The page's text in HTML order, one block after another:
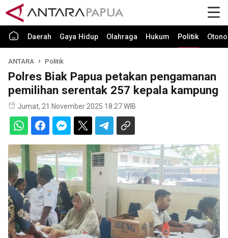
Daerah Gaya Hidup Olahraga Hukum Politik
ANTARA Politik
Polres Biak Papua petakan pengamanan
pemilihan serentak 257 kepala kampung
Jumat, 21 November 2025 18:27 WIB